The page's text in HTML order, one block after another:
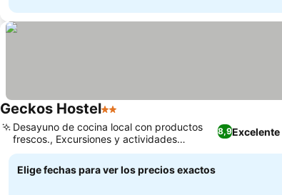
Geckos Hostel2 Estrellas
8,9Excelente
Desayuno de cocina local con productos
frescos., Excursiones y actividades
organizadas por la isla
Elige fechas para ver los precios exactos